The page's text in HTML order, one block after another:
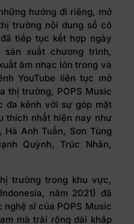
hướng đi riêng, mở
trường nội dung số có
tiếp tục kết hợp ngày
xuất chương trình,
âm nhạc lớn trong và
YouTube liên tục mở
thị trường, POPS Music
đa kênh với sự góp mặt
thích nhất hiện nay như
Hà Anh Tuấn, Sơn Tùng
Quỳnh, Trúc Nhân,
trường trong khu vực,
năm 2021) đã
sĩ của POPS Music
mà trải rộng dài khắp